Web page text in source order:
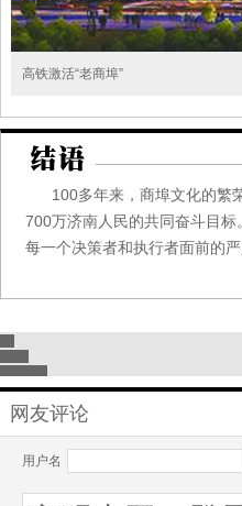
高铁激活“老商埠”
100多年来，商埠文化的繁
700万济南人民的共同奋斗目
每一个决策者和执行者面前的严
网友评论
用户名